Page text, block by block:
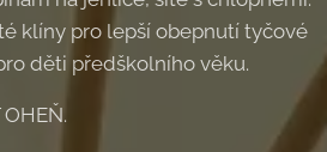
klíny pro lepší obepnutí tyčové
děti předškolního věku.